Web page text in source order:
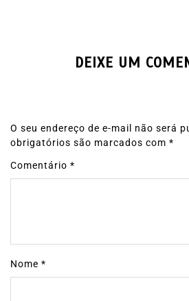
DEIXE UM
O seu endereço de e-mail não será
obrigatórios são marcados com *
Comentário *
Nome *